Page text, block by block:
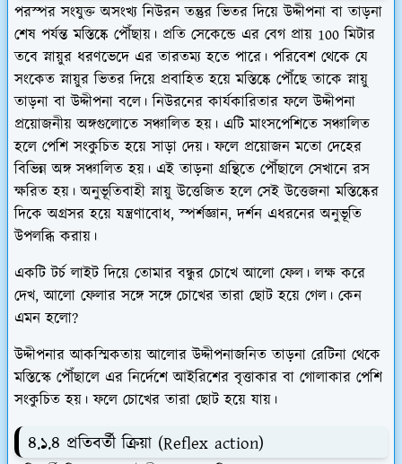
পরস্পর সংযুক্ত অসংখ্য নিউরন তন্তুর ভিতর দিয়ে উদ্দীপনা বা তাড়না
শেষ পর্যন্ত মস্তিষ্কে পৌঁছায়। প্রতি সেকেন্ডে এর বেগ প্রায় 100 মিটার
তবে স্নায়ুর ধরণভেদে এর তারতম্য হতে পারে। পরিবেশ থেকে যে
সংকেত স্নায়ুর ভিতর দিয়ে প্রবাহিত হয়ে মস্তিষ্কে পৌঁছে তাকে স্নায়ু
তাড়না বা উদ্দীপনা বলে। নিউরনের কার্যকারিতার ফলে উদ্দীপনা
প্রয়োজনীয় অঙ্গগুলোতে সঞ্চালিত হয়। এটি মাংসপেশিতে সঞ্চালিত
হলে পেশি সংকুচিত হয়ে সাড়া দেয়। ফলে প্রয়োজন মতো দেহের
বিভিন্ন অঙ্গ সঞ্চালিত হয়। এই তাড়না গ্রন্থিতে পৌঁছালে সেখানে রস
ক্ষরিত হয়। অনুভূতিবাহী স্নায়ু উত্তেজিত হলে সেই উত্তেজনা মস্তিষ্কের
দিকে অগ্রসর হয়ে যন্ত্রণাবোধ, স্পর্শজ্ঞান, দর্শন এধরনের অনুভূতি
উপলব্ধি করায়।
একটি টর্চ লাইট দিয়ে তোমার বন্ধুর চোখে আলো ফেল। লক্ষ করে
দেখ, আলো ফেলার সঙ্গে সঙ্গে চোখের তারা ছোট হয়ে গেল। কেন
এমন হলো?
উদ্দীপনার আকস্মিকতায় আলোর উদ্দীপনাজনিত তাড়না রেটিনা থেকে
মস্তিস্কে পৌঁছালে এর নির্দেশে আইরিশের বৃত্তাকার বা গোলাকার পেশি
সংকুচিত হয়। ফলে চোখের তারা ছোট হয়ে যায়।
৪.১.৪ প্রতিবর্তী ক্রিয়া (Reflex action)